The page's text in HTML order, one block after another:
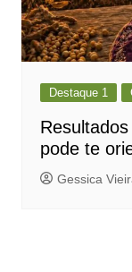
Destaque 1
pode te
Gessica